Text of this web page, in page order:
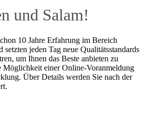
und Salam!
10 Jahre Erfahrung im Bereich
jeden Tag neue Qualitätsstandards
um Ihnen das Beste anbieten zu
Möglichkeit einer Online-Voranmeldung
Über Details werden Sie nach der